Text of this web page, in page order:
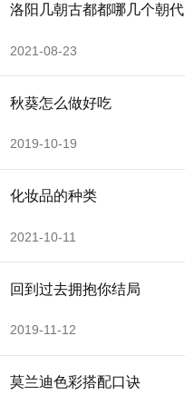
洛阳几朝古都都哪几个朝代
2021-08-23
秋葵怎么做好吃
2019-10-19
化妆品的种类
2021-10-11
回到过去拥抱你结局
2019-11-12
莫兰迪色彩搭配口诀